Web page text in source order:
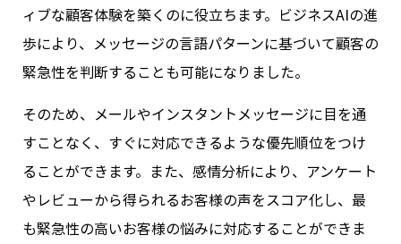
ィブな顧客体験を築くのに役立ちます。ビジネスAIの進
歩により、メッセージの言語パターンに基づいて顧客の
緊急性を判断することも可能になりました。
そのため、メールやインスタントメッセージに目を通
すことなく、すぐに対応できるような優先順位をつけ
ることができます。また、感情分析により、アンケート
やレビューから得られるお客様の声をスコア化し、最
も緊急性の高いお客様の悩みに対応することができま